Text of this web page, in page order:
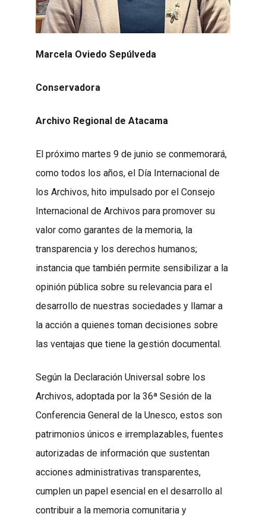
Marcela Oviedo Sepúlveda
Conservadora
Archivo Regional de Atacama
El próximo martes 9 de junio se conmemorará,
como todos los años, el Día Internacional de
los Archivos, hito impulsado por el Consejo
Internacional de Archivos para promover su
valor como garantes de la memoria, la
transparencia y los derechos humanos;
instancia que también permite sensibilizar a la
opinión pública sobre su relevancia para el
desarrollo de nuestras sociedades y llamar a
la acción a quienes toman decisiones sobre
las ventajas que tiene la gestión documental.
Según la Declaración Universal sobre los
Archivos, adoptada por la 36ª Sesión de la
Conferencia General de la Unesco, estos son
patrimonios únicos e irremplazables, fuentes
autorizadas de información que sustentan
acciones administrativas transparentes,
cumplen un papel esencial en el desarrollo al
contribuir a la memoria comunitaria y